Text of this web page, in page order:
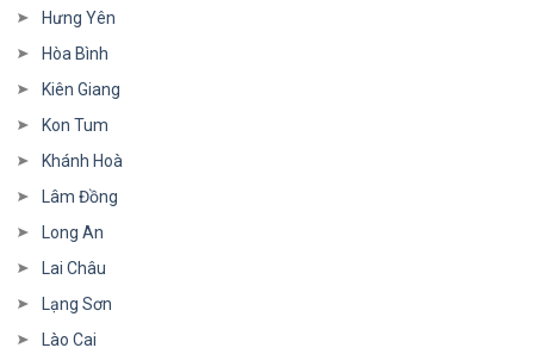
Hưng Yên
Hòa Bình
Kiên Giang
Kon Tum
Khánh Hoà
Lâm Đồng
Long An
Lai Châu
Lạng Sơn
Lào Cai